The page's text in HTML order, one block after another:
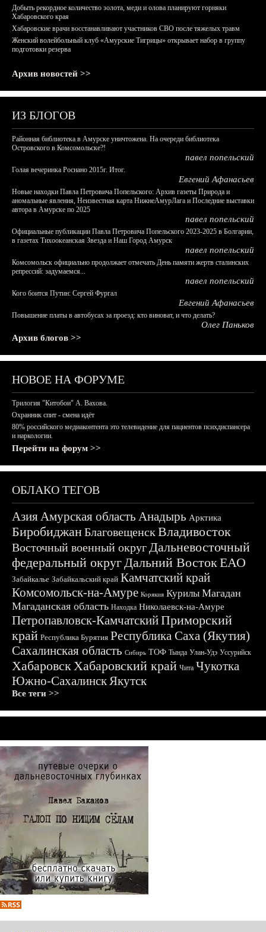
Добыть рекордное количество золота, меди и олова планируют горняки
Хабаровского края
Хабаровские врачи восстанавливают участников СВО после тяжелых травм
Женский волейбольный клуб «Амурские Тигрицы» открывает набор в группу
подготовки резерва
Архив новостей >>
ИЗ БЛОГОВ
Районная библиотека в Амурске уничтожена. На очереди библиотека
Островского в Комсомольске?!
павел попельский
Голая вечеринка Роснано 2015г. Итог.
Евгений Афанасьев
Новые находки Павла Петровича Попельского: Архив газеты Природа и
аномальные явления, Неизвестная карта НижнеАмурЛага и Последние выставки
автора в Амурске по 2025
павел попельский
Официальные публикации Павла Петровича Попельского 2023-2025 в Болгарии,
в газетах Тихоокеанская Звезда и Наш Город Амурск
павел попельский
Комсомольск официально продолжает отмечать День памяти жертв сталинских
репрессий: задумаемся...
павел попельский
Кого боится Путин: Сергей Фургал
Евгений Афанасьев
Повышение платы в автобусах за проезд: кто виноват, и что делать?
Олег Паньков
Архив блогов >>
НОВОЕ НА ФОРУМЕ
Трилогия "Китобои" А. Вахова.
Охранник спит - смена идёт
80% российского медиаконтента это телевидение для пациентов психдиспансера
и наркологии.
Перейти на форум >>
ОБЛАКО ТЕГОВ
АзияАмурская область Анадырь Арктика
БиробиджанБлаговещенскВладивосток
Восточный военный округДальневосточный
федеральный округДальний ВостокЕАО
Забайкалье Забайкальский край Камчатский край
Комсомольск-на-Амуре Корякия Курилы Магадан
Магаданская область Находка Николаевск-на-Амуре
Петропавловск-КамчатскийПриморский
край Республика Бурятия Республика Саха (Якутия)
Сахалинская область Сибирь ТОФ Тында Улан-Удэ Уссурийск
ХабаровскХабаровский край Чита Чукотка
Южно-СахалинскЯкутск
Все теги >>